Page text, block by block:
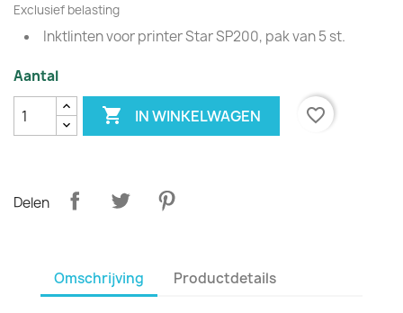
Exclusief belasting
Inktlinten voor printer Star SP200, pak van 5 st.
Aantal
 IN WINKELWAGEN favorite_border
Delen
Omschrijving Productdetails